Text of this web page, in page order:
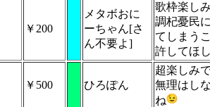
￥200
メタボおに
ーちゃん[さ
ん不要よ]
歌枠楽し
調杞憂民
てしまう
許してほ
￥500 ひろぽん
超楽しみ
無理はし
ね